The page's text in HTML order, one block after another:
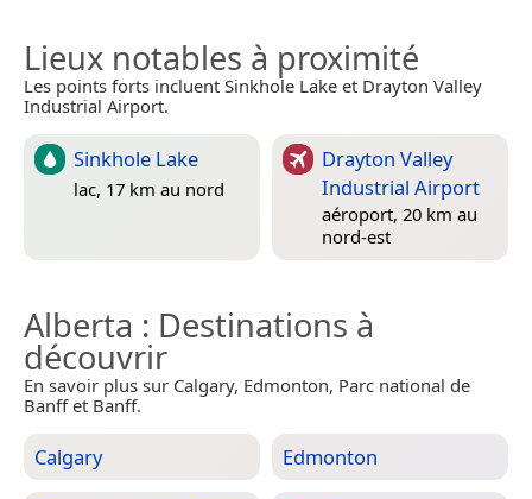
Lieux notables à proximité
Les points forts incluent Sinkhole Lake et Drayton Valley
Industrial Airport.
Sinkhole Lake
lac, 17 km au nord
Drayton Valley
Industrial Airport
aéroport, 20 km au
nord-est
Alberta : Destinations à
découvrir
En savoir plus sur Calgary, Edmonton, Parc national de
Banff et Banff.
Calgary Edmonton